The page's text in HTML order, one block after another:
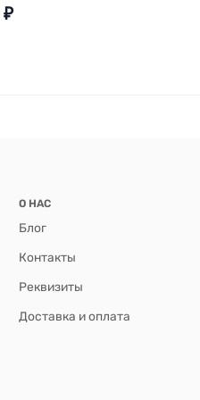
₽
О НАС
Блог
Контакты
Реквизиты
Доставка и оплата